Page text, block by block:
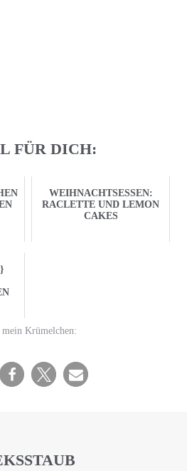
FÜR DICH:
WEIHNACHTSESSEN:
RACLETTE UND LEMON
CAKES
Krümelchen: